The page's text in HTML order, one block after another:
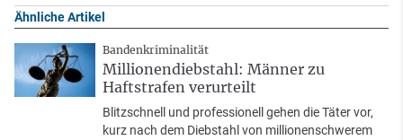
Ähnliche Artikel
Bandenkriminalität
Millionendiebstahl: Männer zu
Haftstrafen verurteilt
Blitzschnell und professionell gehen die Täter vor,
kurz nach dem Diebstahl von millionenschwerem